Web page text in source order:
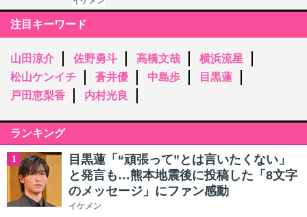
注目キーワード
山田涼介 佐野勇斗 高橋文哉
横浜流星
松山ケンイチ
蒼井優 中島歩
目黒蓮
戸田恵梨香
内村光良
ランキング
1
目黒蓮「“頑張って”とは言いたくない」
と発言も…熊本地震後に投稿した「8文字
のメッセージ」にファン感動
イケメン